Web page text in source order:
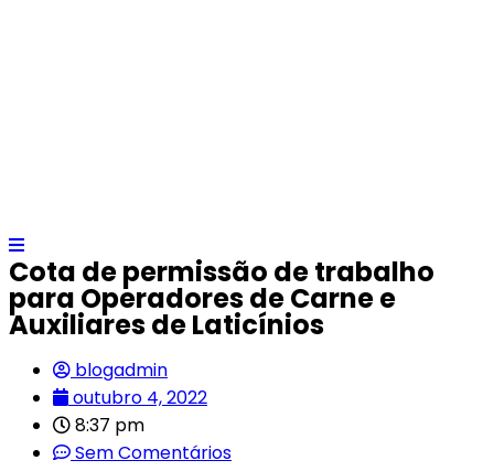
Cota de permissão de trabalho
para Operadores de Carne e
Auxiliares de Laticínios
blogadmin
outubro 4, 2022
8:37 pm
Sem Comentários